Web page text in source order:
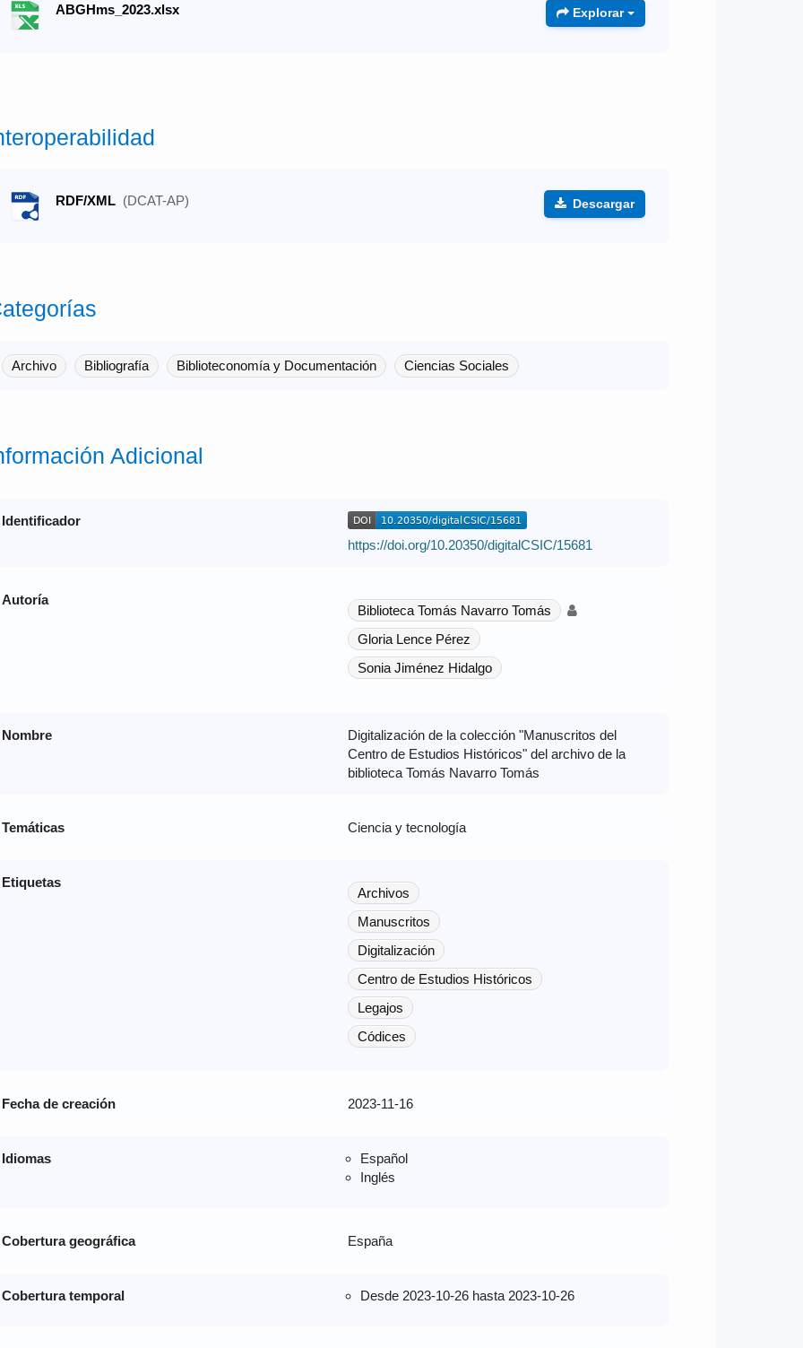
ABGHms_2023.xlsx Explorar
RDF/XML (DCAT-AP) Descargar
Archivo Bibliografía Biblioteconomía y Documentación Ciencias Sociales
Adicional
Identificador
https://doi.org/10.20350/digitalCSIC/15681
Autoría
Biblioteca Tomás Navarro Tomás
Gloria Lence Pérez
Sonia Jiménez Hidalgo
Nombre
Digitalización de la colección "Manuscritos del
Centro de Estudios Históricos" del archivo de la
biblioteca Tomás Navarro Tomás
Temáticas Ciencia y tecnología
Etiquetas
Archivos
Manuscritos
Digitalización
Centro de Estudios Históricos
Legajos
Códices
Fecha de creación 2023-11-16
Idiomas
Español
Inglés
Cobertura geográfica España
Cobertura temporal Desde 2023-10-26 hasta 2023-10-26